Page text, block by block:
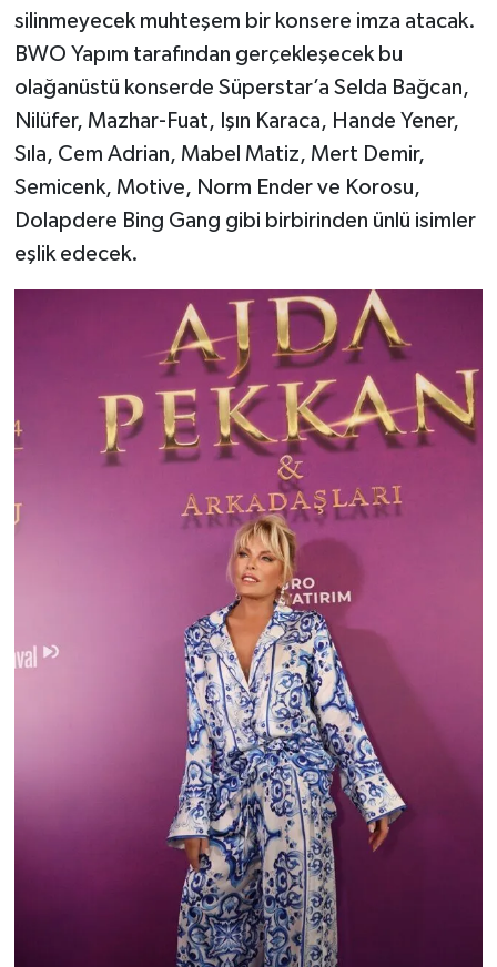
silinmeyecek muhteşem bir konsere imza atacak.
BWO Yapım tarafından gerçekleşecek bu
olağanüstü konserde Süperstar’a Selda Bağcan,
Nilüfer, Mazhar-Fuat, Işın Karaca, Hande Yener,
Sıla, Cem Adrian, Mabel Matiz, Mert Demir,
Semicenk, Motive, Norm Ender ve Korosu,
Dolapdere Bing Gang gibi birbirinden ünlü isimler
eşlik edecek.